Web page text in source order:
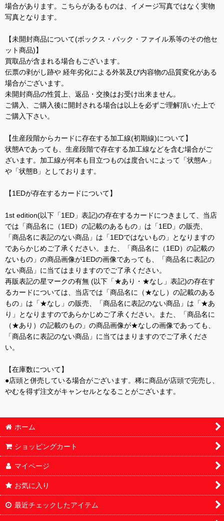
場合があります。こちらがあるものは、イメージ写真ではなく実物
写真となります。
【未開封商品について(ボックス・パック・ファイル系等のその他セ
ット商品)】
買取品が含まれる場合もございます。
伝票の剥がし跡や 経年劣化による外装及び内容物の品質変化がある
場合がございます。
未開封商品の性質上、返品・交換はお受け出来ません。
ご購入、ご購入後に開封される場合は以上を必ずご理解頂いた上で
ご購入下さい。
【生産段階からカードに存在する加工線(初期線)について】
状態Aであっても、生産段階で存在する加工線などを含む場合がご
ざいます。加工線が何本も目立つものは度合いによって「状態A-」
や「状態B」としております。
【1EDが存在するカードについて】
1st edition(以下「1ED」表記)の存在するカードにつきまして、当店
では「商品名に（1ED）の記載のあるもの」は「1ED」の販売、
「商品名に表記のない商品」は「1EDではないもの」となりますの
であらかじめご了承ください。また、「商品名に（1ED）の記載の
ないもの」の商品画像が1EDの画像であっても、「商品名に表記の
ない商品」に当てはまりますのでご了承ください。
再販表記の星マークの有無 (以下「★あり・★なし」表記)の存在す
るカードについては、当店では「商品名に（★なし）の記載のある
もの」は「★なし」の販売、「商品名に表記のない商品」は「★あ
り」となりますのであらかじめご了承ください。また、「商品名に
（★あり）の記載のもの」の商品画像が★なしの画像であっても、
「商品名に表記のない商品」に当てはまりますのでご了承くださ
い。
【在庫数について】
●店頭と併売している場合がございます。稀に商品が店頭で完売し、
やむを得ず注文がキャンセルとなることがございます。
ホーム
ショッピングカート
マイページ
お気に入り
最近チェックしたアイテム